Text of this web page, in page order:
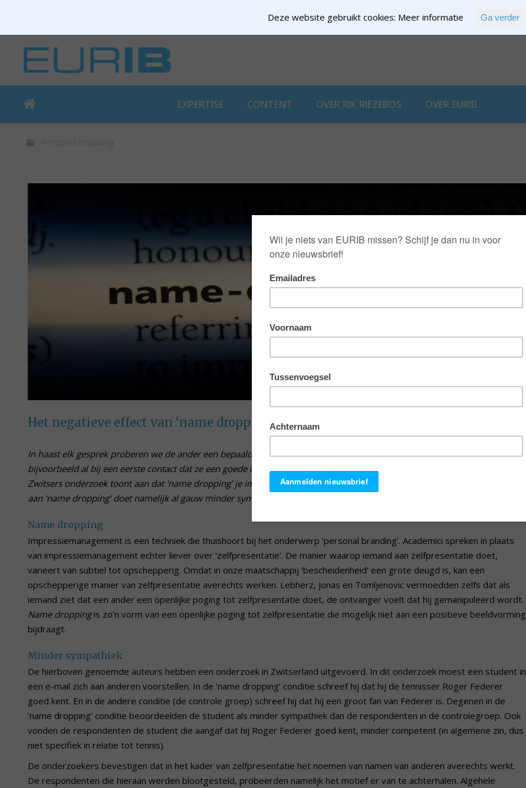
EXPERTISE CONTENT OVER RIK RIEZEBOS OVER EURIB
Het negatieve effect van ‘name dropping’
In haast elk gesprek proberen we de ander een bepaalde indruk over onszelf te geven. Sommige mensen noemen
bijvoorbeeld al bij een eerste contact dat ze een goede bekende zijn van een politicus, tv-ster, beroemde sporter of artiest.
Zwitsers onderzoek toont aan dat ‘name dropping’ je imago niet in positieve zin beïnvloedt. Een ontvanger vindt degene die
aan ‘name dropping’ doet namelijk al gauw minder sympathiek.
Name dropping
Impressiemanagement is een techniek die thuishoort bij het onderwerp ‘personal branding’. Academici spreken in plaats
van impressiemanagement echter liever over ‘zelfpresentatie’. De manier waarop iemand aan zelfpresentatie doet,
varieert van subtiel tot opschepperig. Omdat in onze maatschappij ‘bescheidenheid’ een grote deugd is, kan een
opschepperige manier van zelfpresentatie averechts werken. Lebherz, Jonas en Tomljenovic vermoedden zelfs dat als
iemand ziet dat een ander een openlijke poging tot zelfpresentatie doet, de ontvanger voelt dat hij gemanipuleerd wordt.
Name droppingis zo’n vorm van een openlijke poging tot zelfpresentatie die mogelijk niet aan een positieve beeldvorming
bijdraagt.
Minder sympathiek
De hierboven genoemde auteurs hebben een onderzoek in Zwitserland uitgevoerd. In dit onderzoek moest een student in
een e-mail zich aan anderen voorstellen. In de ‘name dropping’ conditie schreef hij dat hij de tennisser Roger Federer
goed kent. En in de andere conditie (de controle groep) schreef hij dat hij een groot fan van Federer is. Degenen in de
‘name dropping’ conditie beoordeelden de student als minder sympathiek dan de respondenten in de controlegroep. Ook
vonden de respondenten de student die aangaf dat hij Roger Federer goed kent, minder competent (in algemene zin, dus
niet specifiek in relatie tot tennis).
De onderzoekers bevestigen dat in het kader van zelfpresentatie het noemen van namen van anderen averechts werkt.
De respondenten die hieraan werden blootgesteld, probeerden namelijk het motief er van te achterhalen. Algehele
Deze website gebruikt cookies: Meer informatie Ga verder
EXPERTISE